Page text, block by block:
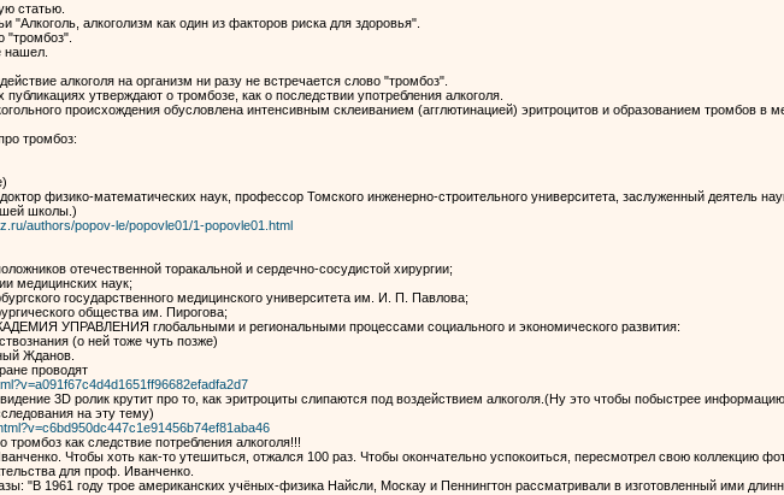
статью.
"Алкоголь, алкоголизм как один из факторов риска для здоровья".
"тромбоз".
нашел.
алкоголя на организм ни разу не встречается слово "тромбоз".
утверждают о тромбозе, как о последствии употребления алкоголя.
происхождения обусловлена интенсивным склеиванием (агглютинацией) эритроцитов и образованием тромбов в
тромбоз:
физико-математических наук, профессор Томского инженерно-строительного университета, заслуженный деятель
школы.)
authors/popov-le/popovle01/1-popovle01.html
отечественной торакальной и сердечно-сосудистой хирургии;
медицинских наук;
государственного медицинского университета им. И. П. Павлова;
общества им. Пирогова;
УПРАВЛЕНИЯ глобальными и региональными процессами социального и экономического развития:
(о ней тоже чуть позже)
Жданов.
проводят
3D ролик крутит про то, как эритроциты слипаются под воздействием алкоголя.(Ну это чтобы побыстрее
на эту тему)
как следствие потребления алкоголя!!!
Чтобы хоть как-то утешиться, отжался 100 раз. Чтобы окончательно успокоиться, пересмотрел свою коллекцию
для проф. Иванченко.
"В 1961 году трое американских учёных-физика Найсли, Москау и Пеннингтон рассматривали в изготовленный ими